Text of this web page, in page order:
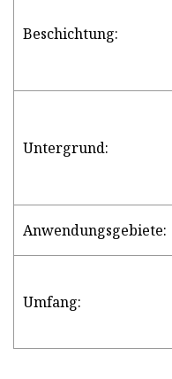
Beschichtung:
Untergrund:
Anwendungsgebiete:
Umfang: